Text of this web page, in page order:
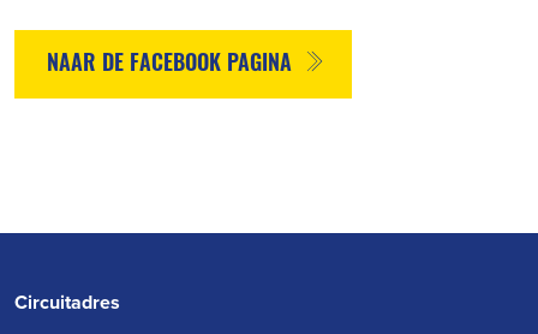
NAAR DE FACEBOOK PAGINA
Circuitadres